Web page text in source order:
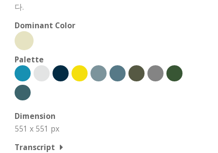
다.
Dominant Color
Palette
Dimension
551 x 551 px
Transcript